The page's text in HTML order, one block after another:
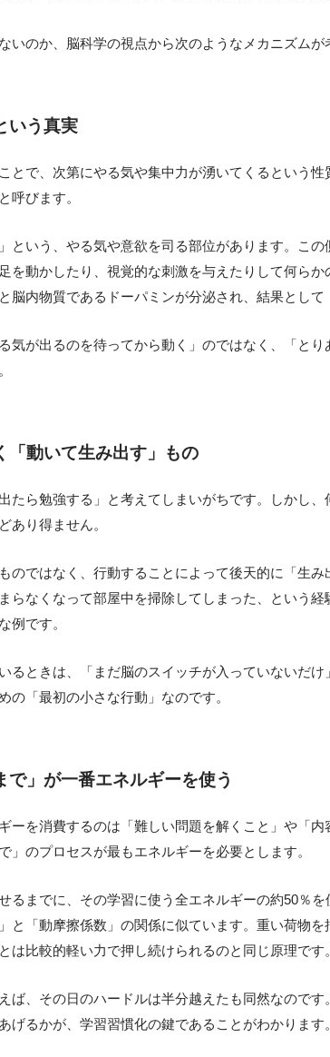
いのか、脳科学の視点から次のようなメカニズムが
いう真実
とで、次第にやる気や集中力が湧いてくるという
呼びます。
という、やる気や意欲を司る部位があります。こ
を動かしたり、視覚的な刺激を与えたりして何ら
脳内物質であるドーパミンが分泌され、結果として
気が出るのを待ってから動く」のではなく、「と
「動いて生み出す」もの
たら勉強する」と考えてしまいがちです。しかし
あり得ません。
のではなく、行動することによって後天的に「生
らなくなって部屋中を掃除してしまった、という
例です。
るときは、「まだ脳のスイッチが入っていないだ
の「最初の小さな行動」なのです。
」が一番エネルギーを使う
ーを消費するのは「難しい問題を解くこと」や「
のプロセスが最もエネルギーを必要とします。
るまでに、その学習に使う全エネルギーの約50％
と「動摩擦係数」の関係に似ています。重い荷物
は比較的軽い力で押し続けられるのと同じ原理です。
ば、その日のハードルは半分越えたも同然なので
るかが、学習習慣化の鍵であることがわかります。